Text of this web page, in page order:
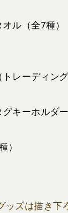
ル（全7種）
トレーディン
グキーホルダ
）
ッズは描き下